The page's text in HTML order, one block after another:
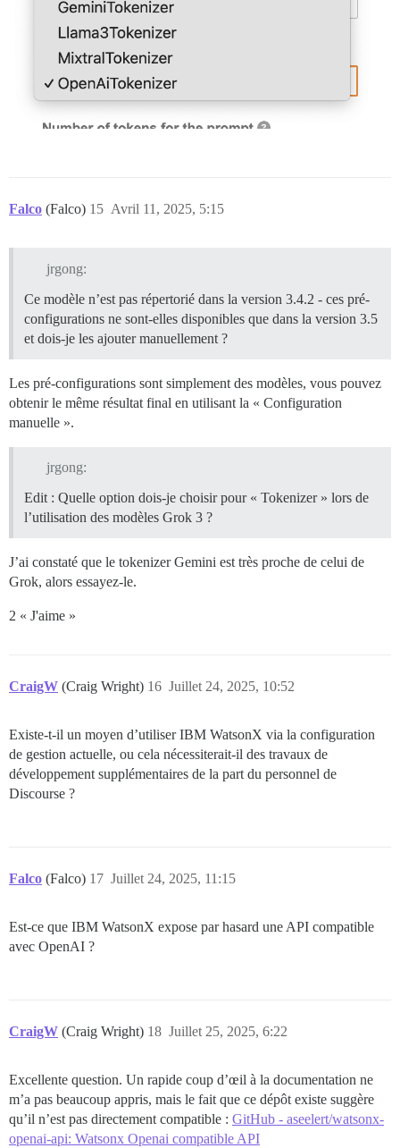
Falco (Falco) Avril 11, 2025, 5:15
15
jrgong:
Ce modèle n’est pas répertorié dans la version 3.4.2 - ces pré-
configurations ne sont-elles disponibles que dans la version 3.5
et dois-je les ajouter manuellement ?
Les pré-configurations sont simplement des modèles, vous pouvez
obtenir le même résultat final en utilisant la « Configuration
manuelle ».
jrgong:
Edit : Quelle option dois-je choisir pour « Tokenizer » lors de
l’utilisation des modèles Grok 3 ?
J’ai constaté que le tokenizer Gemini est très proche de celui de
Grok, alors essayez-le.
2 « J'aime »
CraigW (Craig Wright) Juillet 24, 2025, 10:52
16
Existe-t-il un moyen d’utiliser IBM WatsonX via la configuration
de gestion actuelle, ou cela nécessiterait-il des travaux de
développement supplémentaires de la part du personnel de
Discourse ?
Falco (Falco) Juillet 24, 2025, 11:15
17
Est-ce que IBM WatsonX expose par hasard une API compatible
avec OpenAI ?
CraigW (Craig Wright) Juillet 25, 2025, 6:22
18
Excellente question. Un rapide coup d’œil à la documentation ne
m’a pas beaucoup appris, mais le fait que ce dépôt existe suggère
qu’il n’est pas directement compatible : GitHub - aseelert/watsonx-
openai-api: Watsonx Openai compatible API